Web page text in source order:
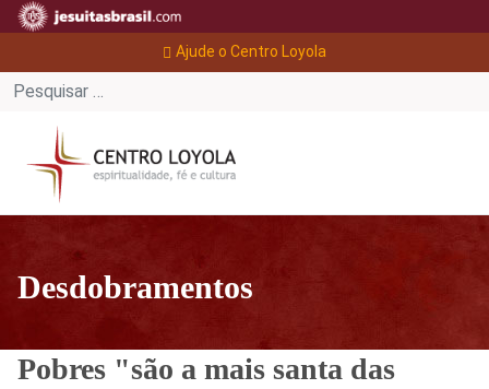
Ajude o Centro Loyola
Desdobramentos
Pobres "são a mais santa das